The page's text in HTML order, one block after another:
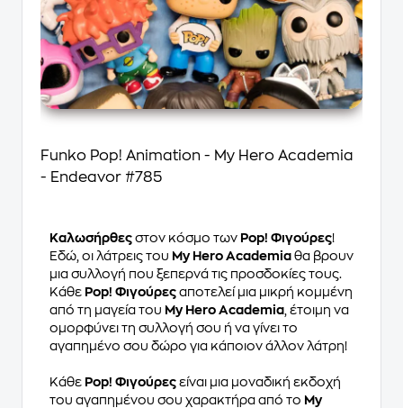
Funko Pop! Animation - My Hero Academia
- Endeavor #785
Καλωσήρθες στον κόσμο των Pop! Φιγούρες!
Εδώ, οι λάτρεις του My Hero Academia θα βρουν
μια συλλογή που ξεπερνά τις προσδοκίες τους.
Κάθε Pop! Φιγούρες αποτελεί μια μικρή κομμένη
από τη μαγεία του My Hero Academia , έτοιμη να
ομορφύνει τη συλλογή σου ή να γίνει το
αγαπημένο σου δώρο για κάποιον άλλον λάτρη!
Κάθε Pop! Φιγούρες είναι μια μοναδική εκδοχή
του αγαπημένου σου χαρακτήρα από το My